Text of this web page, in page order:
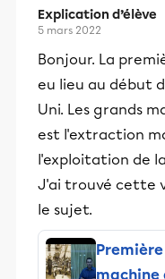
Explication d’élève
5 mars 2022
Bonjour. La
eu lieu au début
Uni. Les grands
est l'extraction
l'exploitation de
J'ai trouvé cette
le sujet.
machine